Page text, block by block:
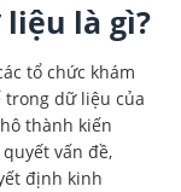
là gì?
tổ chức khám
trong dữ liệu của
thành kiến
vấn đề,
định kinh